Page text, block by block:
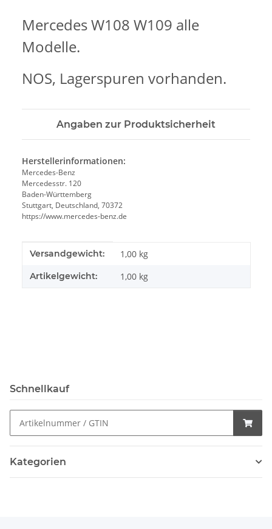
Mercedes W108 W109 alle
Modelle.
NOS, Lagerspuren vorhanden.
Angaben zur Produktsicherheit
Herstellerinformationen:
Mercedes-Benz
Mercedesstr. 120
Baden-Württemberg
Stuttgart, Deutschland, 70372
https://www.mercedes-benz.de
Produkteigenschaft
Wert
Versandgewicht: 1,00 kg
Artikelgewicht: 1,00 kg
Schnellkauf
Kategorien